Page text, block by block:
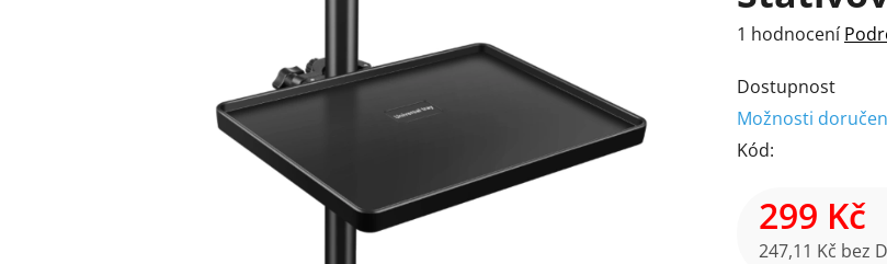
Průměrné
produktu
je
5,0
hvězdiček.
1 hodnocení
Dostupnost
Možnosti
Kód:
299 Kč
247,11 Kč bez